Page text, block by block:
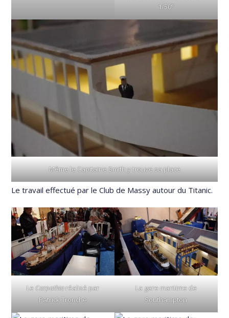
1/50e
Même le Capitaine Smith y trouve sa place
Le travail effectué par le Club de Massy autour du Titanic.
LeCarpathiaréalisé par
Patrick Tronche
La gare maritime de
Southampton